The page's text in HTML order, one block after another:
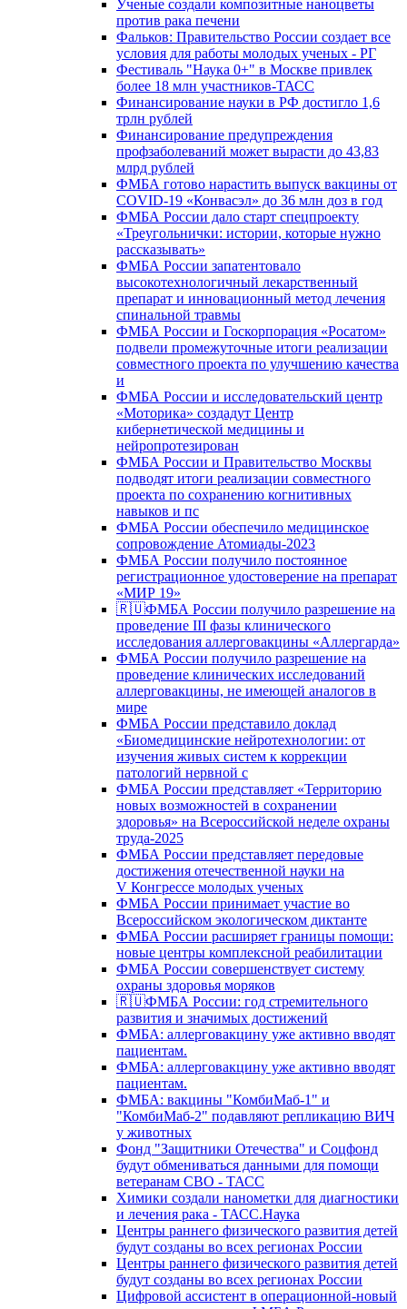
Ученые создали композитные наноцветы
против рака печени
Фальков: Правительство России создает все
условия для работы молодых ученых - РГ
Фестиваль "Наука 0+" в Москве привлек
более 18 млн участников-ТАСС
Финансирование науки в РФ достигло 1,6
трлн рублей
Финансирование предупреждения
профзаболеваний может вырасти до 43,83
млрд рублей
ФМБА готово нарастить выпуск вакцины от
COVID-19 «Конвасэл» до 36 млн доз в год
ФМБА России дало старт спецпроекту
«Треугольнички: истории, которые нужно
рассказывать»
ФМБА России запатентовало
высокотехнологичный лекарственный
препарат и инновационный метод лечения
спинальной травмы
ФМБА России и Госкорпорация «Росатом»
подвели промежуточные итоги реализации
совместного проекта по улучшению качества
и
ФМБА России и исследовательский центр
«Моторика» создадут Центр
кибернетической медицины и
нейропротезирован
ФМБА России и Правительство Москвы
подводят итоги реализации совместного
проекта по сохранению когнитивных
навыков и пс
ФМБА России обеспечило медицинское
сопровождение Атомиады-2023
ФМБА России получило постоянное
регистрационное удостоверение на препарат
«МИР 19»
🇷🇺ФМБА России получило разрешение на
проведение III фазы клинического
исследования аллерговакцины «Аллергарда»
ФМБА России получило разрешение на
проведение клинических исследований
аллерговакцины, не имеющей аналогов в
мире
ФМБА России представило доклад
«Биомедицинские нейротехнологии: от
изучения живых систем к коррекции
патологий нервной с
ФМБА России представляет «Территорию
новых возможностей в сохранении
здоровья» на Всероссийской неделе охраны
труда-2025
ФМБА России представляет передовые
достижения отечественной науки на
V Конгрессе молодых ученых
ФМБА России принимает участие во
Всероссийском экологическом диктанте
ФМБА России расширяет границы помощи:
новые центры комплексной реабилитации
ФМБА России совершенствует систему
охраны здоровья моряков
🇷🇺ФМБА России: год стремительного
развития и значимых достижений
ФМБА: аллерговакцину уже активно вводят
пациентам.
ФМБА: аллерговакцину уже активно вводят
пациентам.
ФМБА: вакцины "КомбиМаб-1" и
"КомбиМаб-2" подавляют репликацию ВИЧ
у животных
Фонд "Защитники Отечества" и Соцфонд
будут обмениваться данными для помощи
ветеранам СВО - ТАСС
Химики создали нанометки для диагностики
и лечения рака - ТАСС.Наука
Центры раннего физического развития детей
будут созданы во всех регионах России
Центры раннего физического развития детей
будут созданы во всех регионах России
Цифровой ассистент в операционной-новый